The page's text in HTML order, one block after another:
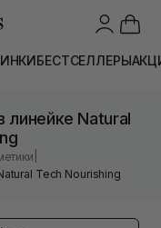
БЕСТСЕЛЛЕРЫ
линейке Natural
Tech Nourishing